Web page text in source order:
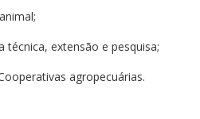
técnica, extensão e pesquisa;
agropecuárias.